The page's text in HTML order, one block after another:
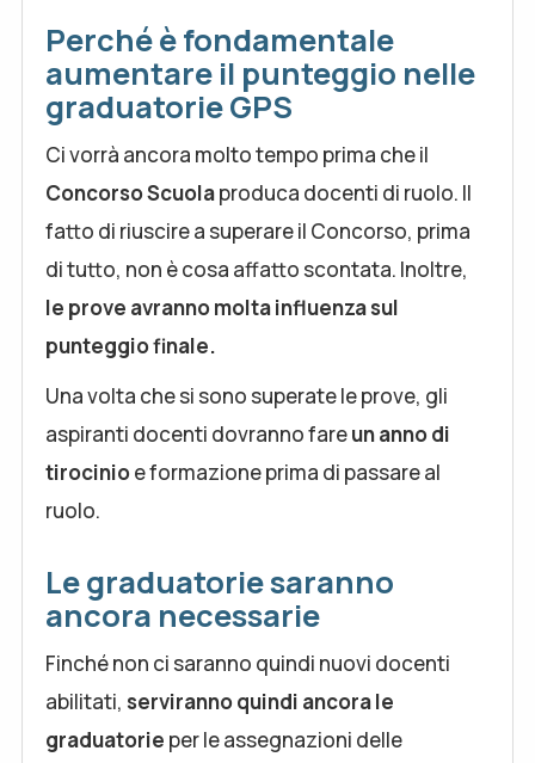
Perché è fondamentale
aumentare il punteggio nelle
graduatorie GPS
Ci vorrà ancora molto tempo prima che il
Concorso Scuolaproduca docenti di ruolo. Il
fatto di riuscire a superare il Concorso, prima
di tutto, non è cosa affatto scontata. Inoltre,
le prove avranno molta influenza sul
punteggio finale.
Una volta che si sono superate le prove, gli
aspiranti docenti dovranno fareun anno di
tirocinioe formazione prima di passare al
ruolo.
Le graduatorie saranno
ancora necessarie
Finché non ci saranno quindi nuovi docenti
abilitati, serviranno quindi ancora le
graduatorie per le assegnazioni delle